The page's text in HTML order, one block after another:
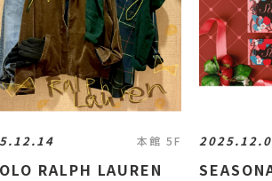
本館 5F
RALPH LAUREN